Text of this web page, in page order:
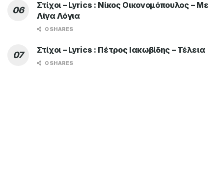
Στίχοι – Lyrics : Νίκος Οικονομόπουλος – Με
Λίγα Λόγια
0 SHARES
Στίχοι – Lyrics : Πέτρος Ιακωβίδης – Τέλεια
0 SHARES